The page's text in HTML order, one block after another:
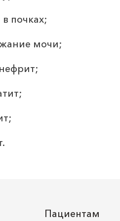
мозоли
хирургическая
и дренирование
почках;
мочи;
Пациентам